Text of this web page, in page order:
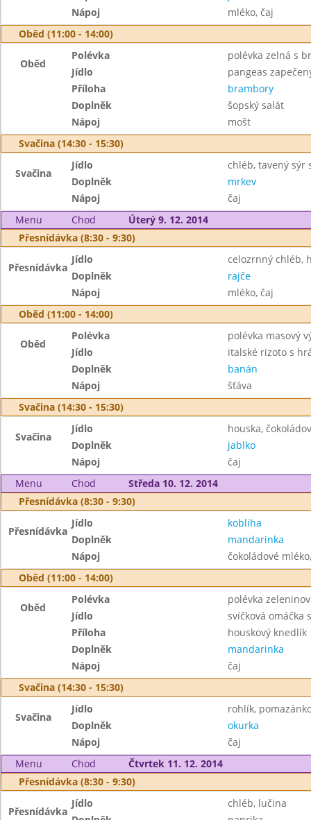
Nápoj
mléko, čaj
Oběd (11:00 - 14:00)
Oběd
Polévka
polévka zelná s
Jídlo
pangeas
Příloha
brambory
Doplněk
šopský salát
Nápoj
mošt
Svačina (14:30 - 15:30)
Svačina
Jídlo
chléb, tavený sýr
Doplněk
mrkev
Nápoj
čaj
Menu
Chod
Úterý 9. 12. 2014
Přesnídávka (8:30 - 9:30)
Přesnídávka
Jídlo
celozrnný chléb,
Doplněk
rajče
Nápoj
mléko, čaj
Oběd (11:00 - 14:00)
Oběd
Polévka
polévka masový
Jídlo
italské rizoto s
Doplněk
banán
Nápoj
šťáva
Svačina (14:30 - 15:30)
Svačina
Jídlo
houska,
Doplněk
jablko
Nápoj
čaj
Menu
Chod
Středa 10. 12. 2014
Přesnídávka (8:30 - 9:30)
Přesnídávka
Jídlo
kobliha
Doplněk
mandarinka
Nápoj
čokoládové
Oběd (11:00 - 14:00)
Oběd
Polévka
polévka
Jídlo
svíčková omáčka
Příloha
houskový knedlík
Doplněk
mandarinka
Nápoj
čaj
Svačina (14:30 - 15:30)
Svačina
Jídlo
rohlík,
Doplněk
okurka
Nápoj
čaj
Menu
Chod
Čtvrtek 11. 12. 2014
Přesnídávka (8:30 - 9:30)
Přesnídávka
Jídlo
chléb, lučina